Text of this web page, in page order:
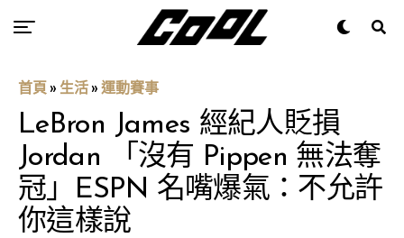
首頁 » 生活 » 運動賽事
LeBron James 經紀人貶損
Jordan 「沒有 Pippen 無法奪
冠」ESPN 名嘴爆氣：不允許
你這樣說